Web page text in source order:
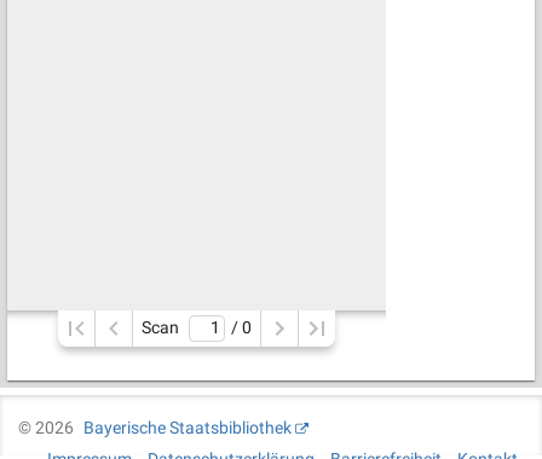
Scan / 0
©2026
Bayerische Staatsbibliothek